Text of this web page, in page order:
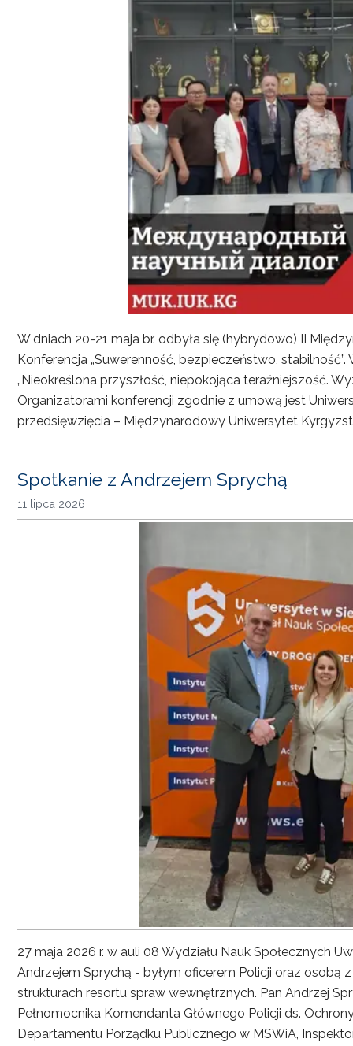
W dniach 20-21 maja br. odbyła się (hybrydowo) II
Konferencja „Suwerenność, bezpieczeństwo,
„Nieokreślona przyszłość, niepokojąca teraźniejszość.
Organizatorami konferencji zgodnie z umową jest
przedsięwzięcia – Międzynarodowy Uniwersytet
Spotkanie z Andrzejem Sprychą
11 lipca 2026
27 maja 2026 r. w auli 08 Wydziału Nauk Społecznych
Andrzejem Sprychą - byłym oficerem Policji oraz osobą
strukturach resortu spraw wewnętrznych. Pan Andrzej
Pełnomocnika Komendanta Głównego Policji ds.
Departamentu Porządku Publicznego w MSWiA,